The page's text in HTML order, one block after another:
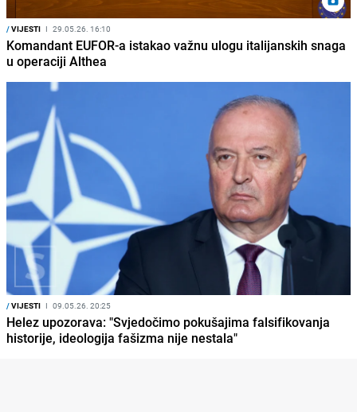
/VIJESTI I 29.05.26. 16:10
Komandant EUFOR-a istakao važnu ulogu italijanskih snaga
u operaciji Althea
/VIJESTI I 09.05.26. 20:25
Helez upozorava: "Svjedočimo pokušajima falsifikovanja
historije, ideologija fašizma nije nestala"